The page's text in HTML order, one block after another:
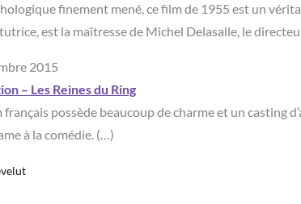
finement mené, ce film de 1955 est un
est la maîtresse de Michel Delasalle, le
2015
– Les Reines du Ring
possède beaucoup de charme et un casting
à la comédie. (…)